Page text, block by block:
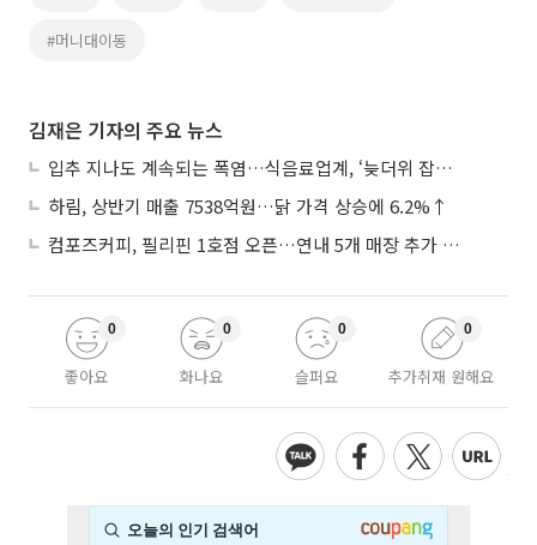
#머니대이동
김재은 기자의 주요 뉴스
입추 지나도 계속되는 폭염…식음료업계, ‘늦더위 잡기’ 전력 투구
하림, 상반기 매출 7538억원…닭 가격 상승에 6.2%↑
컴포즈커피, 필리핀 1호점 오픈…연내 5개 매장 추가 출점
좋아요
0
화나요
0
슬퍼요
0
추가취재 원해요
0